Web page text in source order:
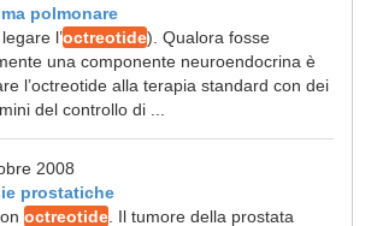
polmonare
l’octreotide). Qualora fosse
una componente neuroendocrina è
l’octreotide alla terapia standard con dei
del controllo di ...
2008
prostatiche
octreotide . Il tumore della prostata